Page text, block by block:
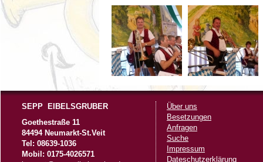
SEPP EIBELSGRUBER
Goethestraße 11
84494 Neumarkt-St.Veit
Tel: 08639-1036
Mobil: 0175-4026571
Über uns
Besetzungen
Anfragen
Suche
Impressum
Dateschutzerklärung